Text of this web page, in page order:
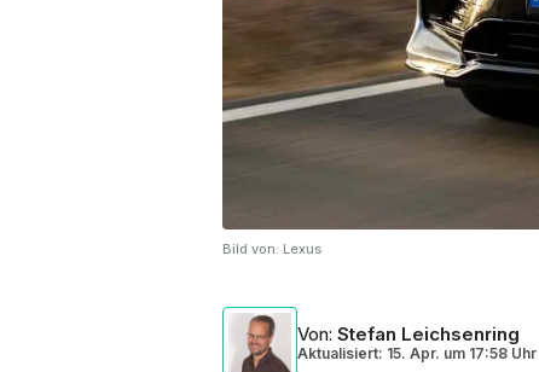
Bild von: Lexus
Von: Stefan Leichsenring
Aktualisiert: 15. Apr. um 17:58 Uhr